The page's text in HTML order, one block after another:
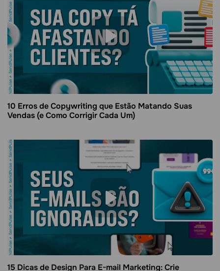
10 Erros de Copywriting que Estão Matando Suas
Vendas (e Como Corrigir Cada Um)
15 Dicas de Design Para E-mail Marketing: Crie